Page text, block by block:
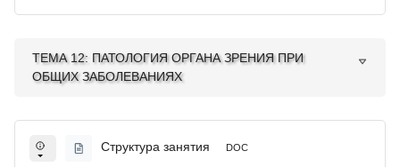
ТЕМА 12: ПАТОЛОГИЯ ОРГАНА ЗРЕНИЯ ПРИ
ОБЩИХ ЗАБОЛЕВАНИЯХ
Структура занятия DOC